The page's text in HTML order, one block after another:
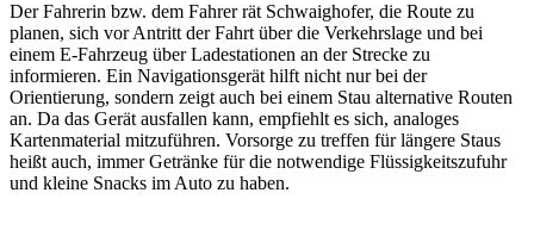
Der Fahrerin bzw. dem Fahrer rät Schwaighofer, die Route zu
planen, sich vor Antritt der Fahrt über die Verkehrslage und bei
einem E-Fahrzeug über Ladestationen an der Strecke zu
informieren. Ein Navigationsgerät hilft nicht nur bei der
Orientierung, sondern zeigt auch bei einem Stau alternative Routen
an. Da das Gerät ausfallen kann, empfiehlt es sich, analoges
Kartenmaterial mitzuführen. Vorsorge zu treffen für längere Staus
heißt auch, immer Getränke für die notwendige Flüssigkeitszufuhr
und kleine Snacks im Auto zu haben.